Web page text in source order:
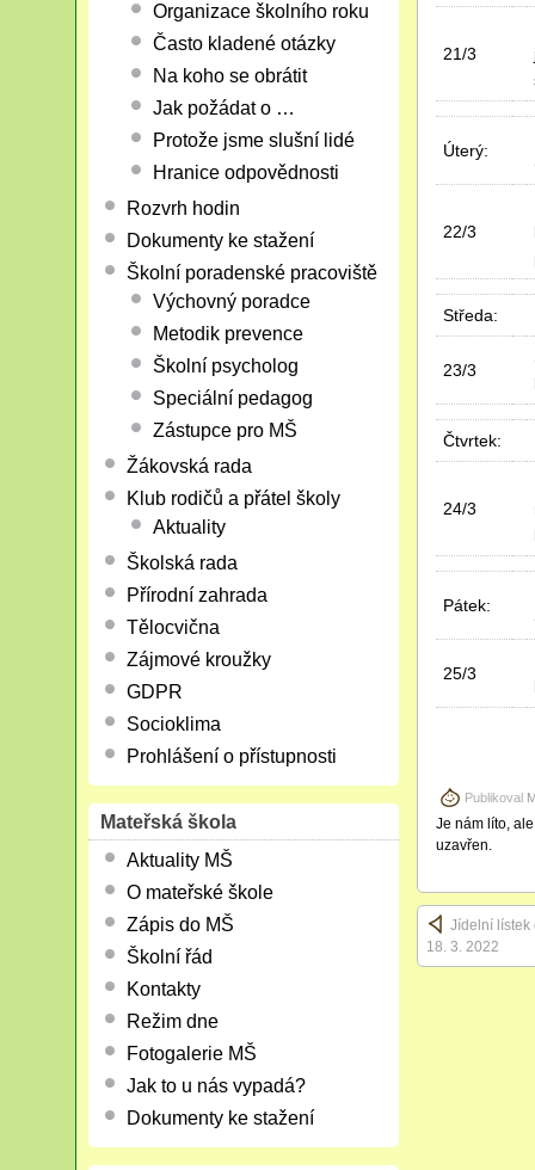
21/3
Úterý:
22/3
Středa:
23/3
Čtvrtek:
24/3
Pátek:
25/3
Publikoval
Je nám líto,
uzavřen.
Jídelní lístek
18. 3. 2022
Organizace školního roku
Často kladené otázky
Na koho se obrátit
Jak požádat o …
Protože jsme slušní lidé
Hranice odpovědnosti
Rozvrh hodin
Dokumenty ke stažení
Školní poradenské pracoviště
Výchovný poradce
Metodik prevence
Školní psycholog
Speciální pedagog
Zástupce pro MŠ
Žákovská rada
Klub rodičů a přátel školy
Aktuality
Školská rada
Přírodní zahrada
Tělocvična
Zájmové kroužky
GDPR
Socioklima
Prohlášení o přístupnosti
Mateřská škola
Aktuality MŠ
O mateřské škole
Zápis do MŠ
Školní řád
Kontakty
Režim dne
Fotogalerie MŠ
Jak to u nás vypadá?
Dokumenty ke stažení